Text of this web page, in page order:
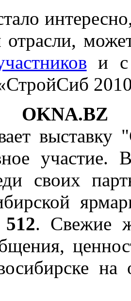
и
OKNA.BZ
своих
. Свежие
на